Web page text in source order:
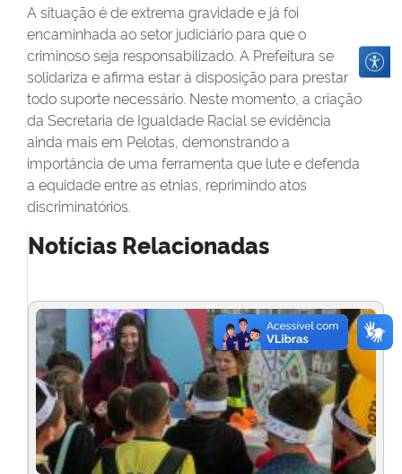
A situação é de extrema gravidade e já foi
encaminhada ao setor judiciário para que o
criminoso seja responsabilizado. A Prefeitura se
solidariza e afirma estar à disposição para prestar
todo suporte necessário. Neste momento, a criação
da Secretaria de Igualdade Racial se evidência
ainda mais em Pelotas, demonstrando a
importância de uma ferramenta que lute e defenda
a equidade entre as etnias, reprimindo atos
discriminatórios.
Notícias Relacionadas